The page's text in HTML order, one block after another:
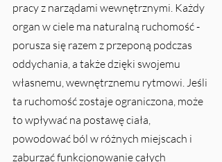
pracy z narządami wewnętrznymi. Każdy
organ w ciele ma naturalną ruchomość -
porusza się razem z przeponą podczas
oddychania, a także dzięki swojemu
własnemu, wewnętrznemu rytmowi. Jeśli
ta ruchomość zostaje ograniczona, może
to wpływać na postawę ciała,
powodować ból w różnych miejscach i
zaburzać funkcjonowanie całych